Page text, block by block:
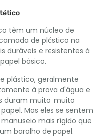
têm um núcleo de
de plástico na
duráveis ​​e resistentes à
básico.
plástico, geralmente
à prova d'água e
duram muito, muito
Mas eles se sentem
mais rígido que
baralho de papel.